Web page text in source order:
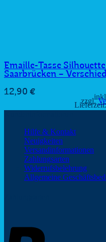
Emaille-Tasse
Saarbrücken –
12,90 €
zzgl.
Hilfe & Kontakt
Neuigkeiten
Versandinformationen
Zahlungsarten
Widerrufsbelehrung
Allgemeine